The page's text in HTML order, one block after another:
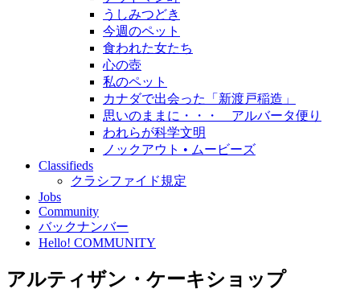
うしみつどき
今週のペット
食われた女たち
心の壺
私のペット
カナダで出会った「新渡戸稲造」
思いのままに・・・ アルバータ便り
われらが科学文明
ノックアウト • ムービーズ
Classifieds
クラシファイド規定
Jobs
Community
バックナンバー
Hello! COMMUNITY
アルティザン・ケーキショップ